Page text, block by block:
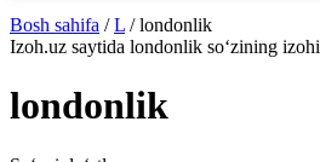
Bosh sahifa / L / londonlik
Izoh.uz saytida londonlik so‘zining
londonlik